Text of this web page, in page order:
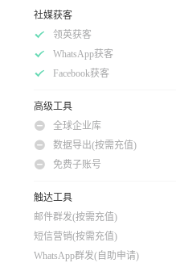
社媒获客
领英获客
WhatsApp获客
Facebook获客
高级工具
全球企业库
数据导出(按需充值)
免费子账号
触达工具
邮件群发(按需充值)
短信营销(按需充值)
WhatsApp群发(自助申请)